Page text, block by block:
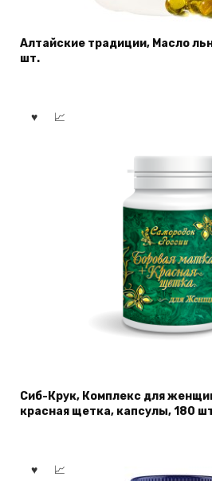
Алтайские традиции, Масло
шт.
Сиб-Крук, Комплекс для
красная щетка, капсулы, 180